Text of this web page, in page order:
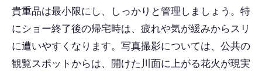
貴重品は最小限にし、しっかりと管理しましょう。特
にショー終了後の帰宅時は、疲れや気が緩みからスリ
に遭いやすくなります。写真撮影については、公共の
観覧スポットからは、開けた川面に上がる花火が現実